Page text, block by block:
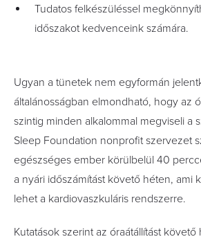
Tudatos felkészüléssel
időszakot kedvenceink számára.
Ugyan a tünetek nem egyformán
általánosságban elmondható, hogy az
szintig minden alkalommal megviseli a
Sleep Foundation nonprofit szervezet
egészséges ember körülbelül 40
a nyári időszámítást követő héten, ami
lehet a kardiovaszkuláris rendszerre.
Kutatások szerint az óraátállítást